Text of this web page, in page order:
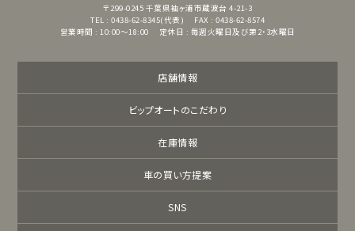
〒299-0245 千葉県袖ヶ浦市蔵波台 4-21-3
TEL : 0438-62-8345(代表)
FAX : 0438-62-8574
営業時間 : 10:00～18:00
定休日 : 毎週火曜日及び第2・3水曜日
店舗情報
ビップオートのこだわり
在庫情報
車の買い方提案
SNS